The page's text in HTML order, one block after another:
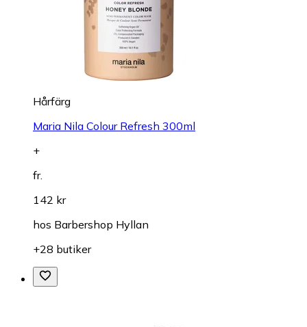
Hårfärg
Maria Nila Colour Refresh 300ml
+
fr.
142 kr
hos Barbershop Hyllan
+28 butiker